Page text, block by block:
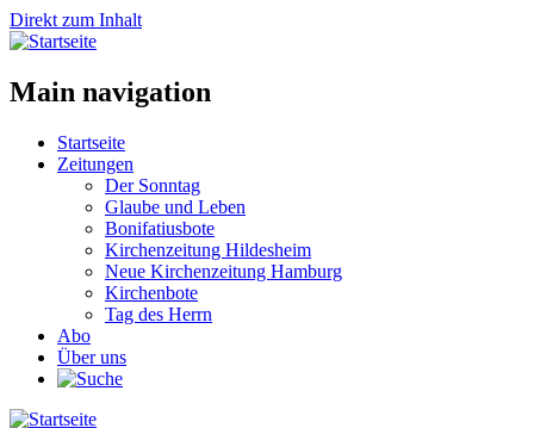
Direkt zum Inhalt
Main navigation
Startseite
Zeitungen
Der Sonntag
Glaube und Leben
Bonifatiusbote
Kirchenzeitung Hildesheim
Neue Kirchenzeitung Hamburg
Kirchenbote
Tag des Herrn
Abo
Über uns